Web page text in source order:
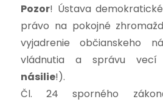
Pozor! Ústava
právo na pokojné
vyjadrenie občianskeho
vládnutia a správu vecí
násilie!).
Čl. 24 sporného